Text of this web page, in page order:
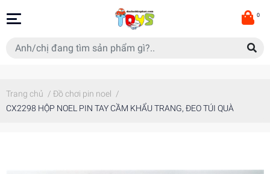
0
Trang chủ / Đồ chơi pin noel /
CX2298 HỘP NOEL PIN TAY CẦM KHẨU TRANG, ĐEO TÚI QUÀ